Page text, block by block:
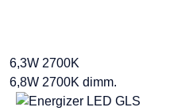
6,3W 2700K
6,8W 2700K dimm.